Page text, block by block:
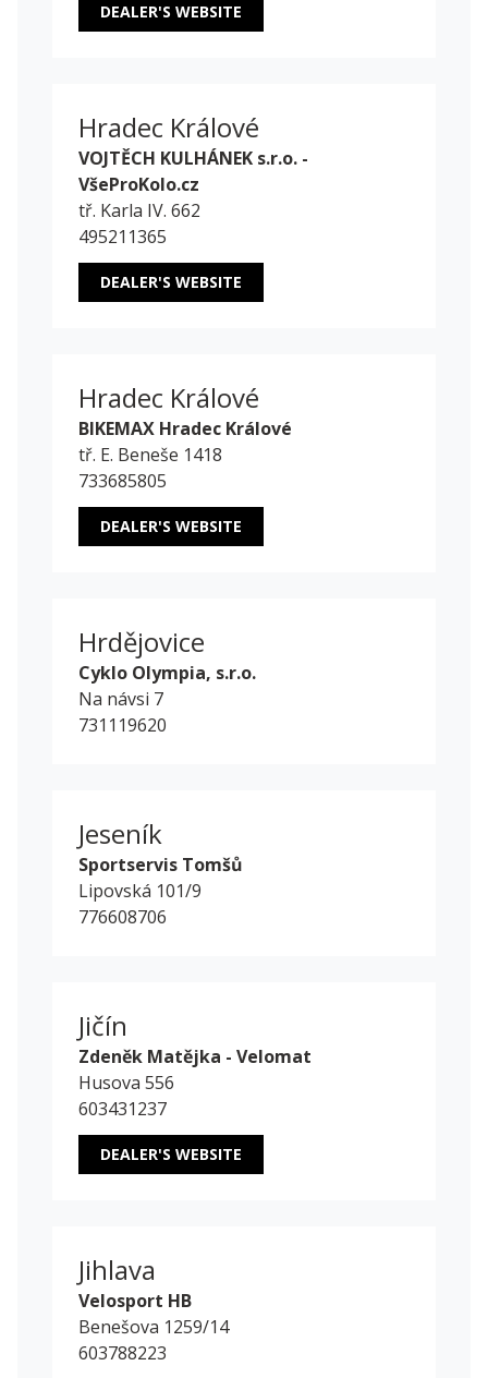
DEALER'S WEBSITE
Hradec Králové
VOJTĚCH KULHÁNEK s.r.o. -
VšeProKolo.cz
tř. Karla IV. 662
495211365
DEALER'S WEBSITE
Hradec Králové
BIKEMAX Hradec Králové
tř. E. Beneše 1418
733685805
DEALER'S WEBSITE
Hrdějovice
Cyklo Olympia, s.r.o.
Na návsi 7
731119620
Jeseník
Sportservis Tomšů
Lipovská 101/9
776608706
Jičín
Zdeněk Matějka - Velomat
Husova 556
603431237
DEALER'S WEBSITE
Jihlava
Velosport HB
Benešova 1259/14
603788223